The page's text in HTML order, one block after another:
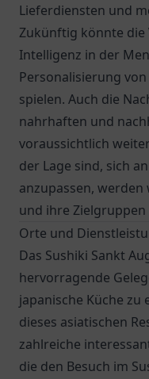
Lieferdiensten und
Zukünftig könnte die
Intelligenz in der
Personalisierung
spielen. Auch die
nahrhaften und
voraussichtlich
der Lage sind, sich
anzupassen,
und ihre
Orte und
Das Sushiki Sankt
hervorragende
japanische Küche
dieses asiatischen
zahlreiche
die den Besuch im